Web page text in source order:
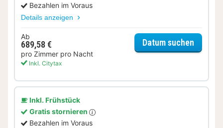
Bezahlen im Voraus
Details anzeigen
Ab
689,58 €
pro Zimmer pro Nacht
Inkl. Citytax
Datum suchen
Inkl. Frühstück
Gratis stornieren
Bezahlen im Voraus